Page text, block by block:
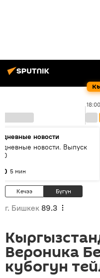
18:00
новости
новости. Выпуск
5 мин
Кечээ Бүгүн
г. Бишкек 89.3
Вероника
кубогун